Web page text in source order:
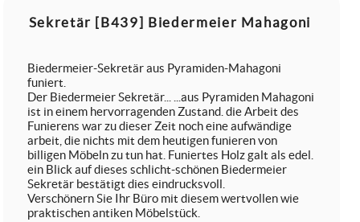
Sekretär [B439] Biedermeier Mahagoni
Biedermeier-Sekretär aus Pyramiden-Mahagoni
funiert.
Der Biedermeier Sekretär... ...aus Pyramiden Mahagoni
ist in einem hervorragenden Zustand. die Arbeit des
Funierens war zu dieser Zeit noch eine aufwändige
arbeit, die nichts mit dem heutigen funieren von
billigen Möbeln zu tun hat. Funiertes Holz galt als edel.
ein Blick auf dieses schlicht-schönen Biedermeier
Sekretär bestätigt dies eindrucksvoll.
Verschönern Sie Ihr Büro mit diesem wertvollen wie
praktischen antiken Möbelstück.